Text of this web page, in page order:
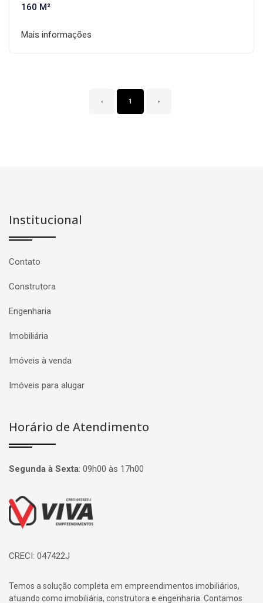
160 M²
Mais informações
‹ 1 ›
Institucional
Contato
Construtora
Engenharia
Imobiliária
Imóveis à venda
Imóveis para alugar
Horário de Atendimento
Segunda à Sexta: 09h00 às 17h00
Página inicial
CRECI: 047422J
Temos a solução completa em empreendimentos imobiliários,
atuando como imobiliária, construtora e engenharia. Contamos